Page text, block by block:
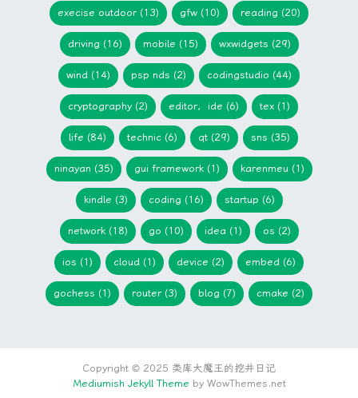
execise outdoor (13) gfw (10) reading (20)
driving (16) mobile (15) wxwidgets (29)
wind (14) psp nds (2) codingstudio (44)
cryptography (2) editor，ide (6) tex (1)
life (84) technic (6) qt (29) sns (35)
ninayan (35) gui framework (1) karenmeu (1)
kindle (3) coding (16) startup (6)
network (18) go (10) idea (1) os (2)
ios (1) cloud (1) device (2) embed (6)
gochess (1) router (3) blog (7) cmake (2)
Copyright © 2025 类库大魔王的挖井日记
Mediumish Jekyll Theme by WowThemes.net